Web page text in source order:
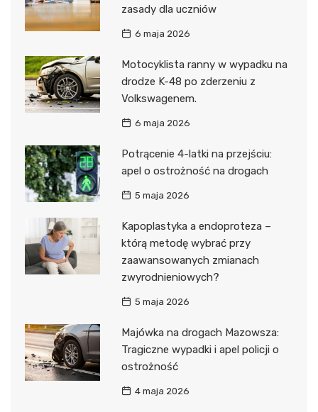
zasady dla uczniów
6 maja 2026
Motocyklista ranny w wypadku na
drodze K-48 po zderzeniu z
Volkswagenem.
6 maja 2026
Potrącenie 4-latki na przejściu:
apel o ostrożność na drogach
5 maja 2026
Kapoplastyka a endoproteza –
którą metodę wybrać przy
zaawansowanych zmianach
zwyrodnieniowych?
5 maja 2026
Majówka na drogach Mazowsza:
Tragiczne wypadki i apel policji o
ostrożność
4 maja 2026